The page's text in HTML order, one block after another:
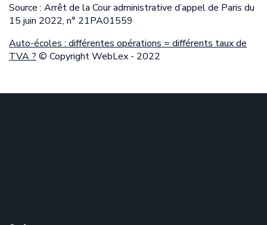
Source : Arrêt de la Cour administrative d’appel de Paris du
15 juin 2022, n° 21PA01559
Auto-écoles : différentes opérations = différents taux de
TVA ? © Copyright WebLex - 2022